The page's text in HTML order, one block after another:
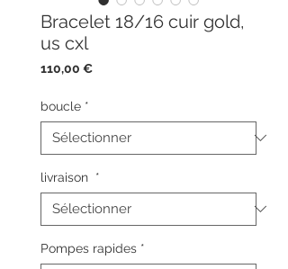
Bracelet 18/16 cuir gold,
us cxl
110,00 €Prix
boucle *
livraison *
Pompes rapides *